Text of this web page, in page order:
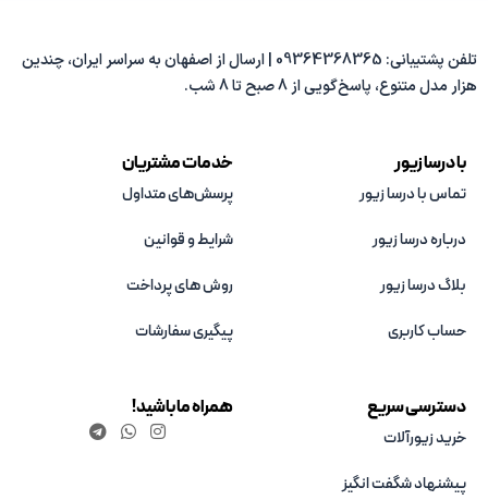
تلفن پشتیبانی: 09364368365 | ارسال از اصفهان به سراسر ایران، چندین
هزار مدل متنوع، پاسخ‌گویی از 8 صبح تا 8 شب.
با درسا زیور
تماس با درسا زیور
درباره درسا زیور
بلاگ درسا زیور
حساب کاربری
خدمات مشتریان
پرسش‌های متداول
شرایط و قوانین
روش های پرداخت
پیگیری سفارشات
دسترسی سریع
خرید زیورآلات
پیشنهاد شگفت انگیز
همراه ما باشید!